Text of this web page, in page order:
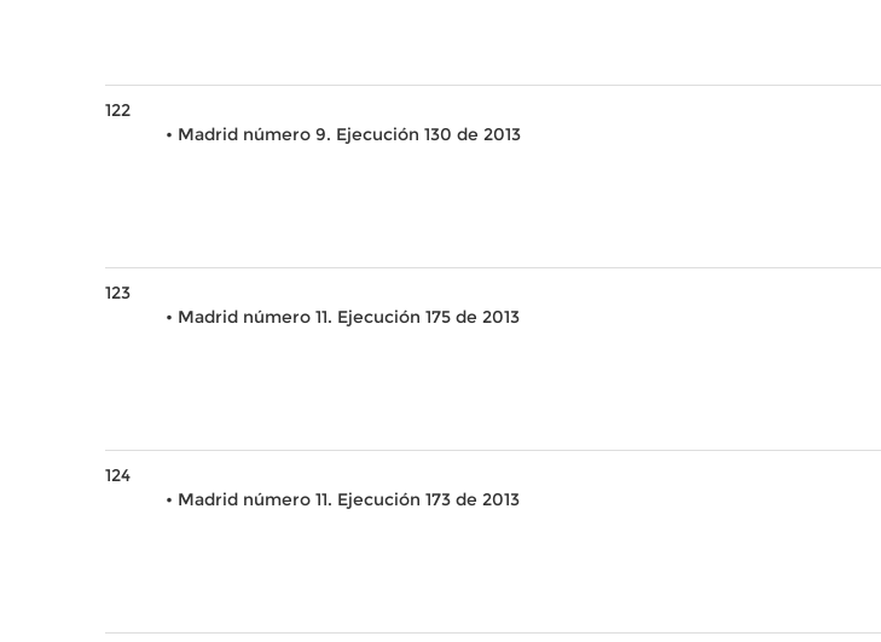
122
• Madrid número 9. Ejecución 130 de 2013
123
• Madrid número 11. Ejecución 175 de 2013
124
• Madrid número 11. Ejecución 173 de 2013